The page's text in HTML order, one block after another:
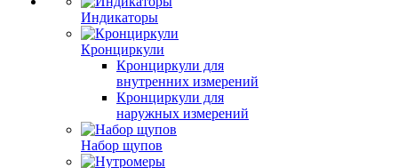
Индикаторы
Кронциркули
Кронциркули для
внутренних измерений
Кронциркули для
наружных измерений
Набор щупов